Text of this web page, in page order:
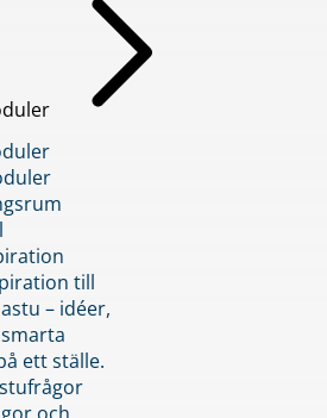
till
– idéer,
ett ställe.